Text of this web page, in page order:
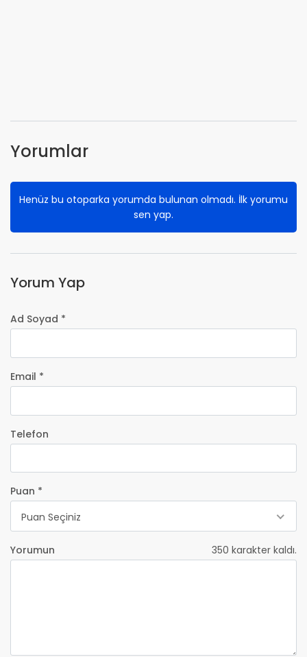
Yorumlar
Henüz bu otoparka yorumda bulunan olmadı. İlk yorumu
sen yap.
Yorum Yap
Ad Soyad *
Email *
Telefon
Puan *
Puan Seçiniz
Yorumun 350 karakter kaldı.